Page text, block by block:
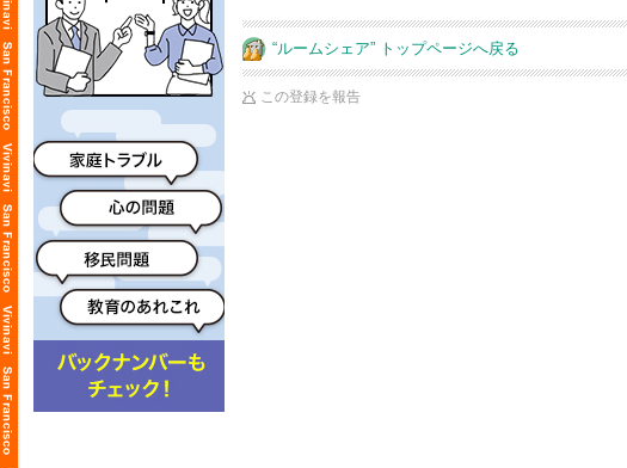
“ルームシェア” トップページへ戻る
この登録を報告